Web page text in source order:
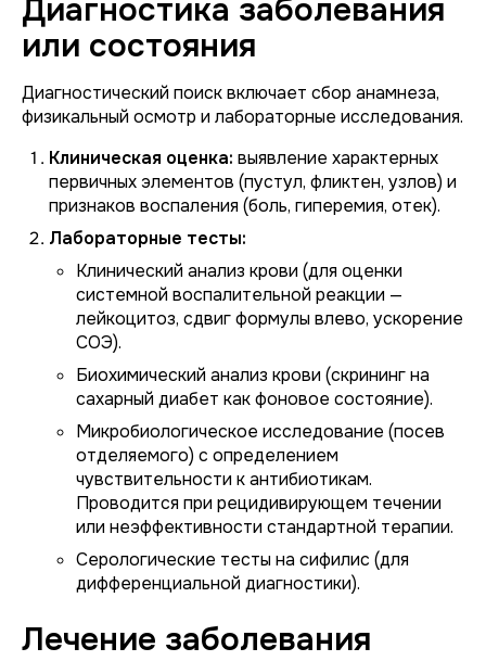
Диагностика заболевания
или состояния
Диагностический поиск включает сбор анамнеза,
физикальный осмотр и лабораторные исследования.
Клиническая оценка: выявление характерных
первичных элементов (пустул, фликтен, узлов) и
признаков воспаления (боль, гиперемия, отек).
Лабораторные тесты:
Клинический анализ крови (для оценки
системной воспалительной реакции —
лейкоцитоз, сдвиг формулы влево, ускорение
СОЭ).
Биохимический анализ крови (скрининг на
сахарный диабет как фоновое состояние).
Микробиологическое исследование (посев
отделяемого) с определением
чувствительности к антибиотикам.
Проводится при рецидивирующем течении
или неэффективности стандартной терапии.
Серологические тесты на сифилис (для
дифференциальной диагностики).
Лечение заболевания